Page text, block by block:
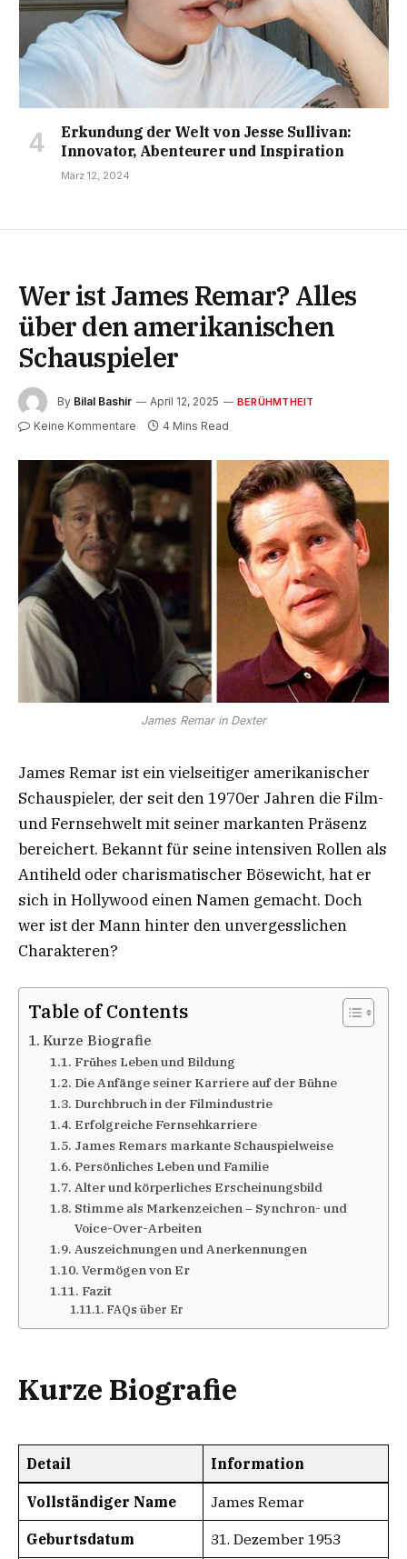
Erkundung der Welt von Jesse Sullivan:
Innovator, Abenteurer und Inspiration
März 12, 2024
Wer ist James Remar? Alles
über den amerikanischen
Schauspieler
By Bilal Bashir April 12, 2025 BERÜHMTHEIT
Keine Kommentare 4 Mins Read
James Remar in Dexter
James Remar ist ein vielseitiger amerikanischer
Schauspieler, der seit den 1970er Jahren die Film-
und Fernsehwelt mit seiner markanten Präsenz
bereichert. Bekannt für seine intensiven Rollen als
Antiheld oder charismatischer Bösewicht, hat er
sich in Hollywood einen Namen gemacht. Doch
wer ist der Mann hinter den unvergesslichen
Charakteren?
Table of Contents
Kurze Biografie
Frühes Leben und Bildung
Die Anfänge seiner Karriere auf der Bühne
Durchbruch in der Filmindustrie
Erfolgreiche Fernsehkarriere
James Remars markante Schauspielweise
Persönliches Leben und Familie
Alter und körperliches Erscheinungsbild
Stimme als Markenzeichen – Synchron- und
Voice-Over-Arbeiten
Auszeichnungen und Anerkennungen
Vermögen von Er
Fazit
FAQs über Er
Kurze Biografie
Detail Information
Vollständiger Name James Remar
Geburtsdatum 31. Dezember 1953